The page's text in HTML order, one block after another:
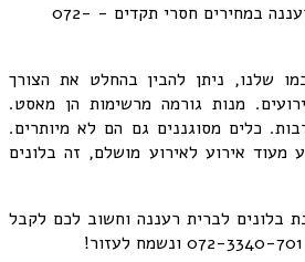
בלונים לברית רעננה במחירים חסרי תקדים - 072-
שלנו, ניתן להבין בהחלט את הצורך
מנות גורמה מרשימות הן מאסט.
כלים מסוגננים גם הם לא מיותרים.
מעוד אירוע לאירוע מושלם, זה בלונים
בלונים לברית רעננה וחשוב לכם לקבל